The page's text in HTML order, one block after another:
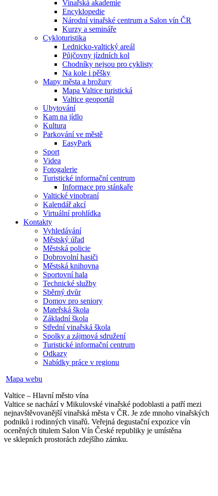
Vinařská akademie
Encyklopedie
Národní vinařské centrum a Salon vín ČR
Kurzy a semináře
Cykloturistika
Lednicko-valtický areál
Půjčovny jízdních kol
Chodníky nejsou pro cyklisty
Na kole i pěšky
Mapy města a brožury
Mapa Valtice turistická
Valtice geoportál
Ubytování
Kam na jídlo
Kultura
Parkování ve městě
EasyPark
Sport
Videa
Fotogalerie
Turistické informační centrum
Informace pro stánkaře
Valtické vinobraní
Kalendář akcí
Virtuální prohlídka
Kontakty
Vyhledávání
Městský úřad
Městská policie
Dobrovolní hasiči
Městská knihovna
Sportovní hala
Technické služby
Sběrný dvůr
Domov pro seniory
Mateřská škola
Základní škola
Střední vinařská škola
Spolky a zájmová sdružení
Turistické informační centrum
Odkazy
Nabídky práce v regionu
Mapa webu
Valtice – Hlavní město vína
Valtice se nachází v Mikulovské vinařské podoblasti a patří mezi
nejnavštěvovanější vinařská města v ČR. Je zde mnoho vinařských
podniků i rodinných vinařů. Veřejná degustační expozice vín
oceněných titulem Salon Vín České republiky je umístěna
ve sklepních prostorách zdejšího zámku.